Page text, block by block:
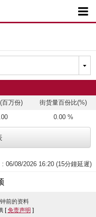

百万份)
街货量百份比(%)
0.00 %
06/08/2026 16:20 (15分鐘延遲)
前的资料
[免责声明 ]